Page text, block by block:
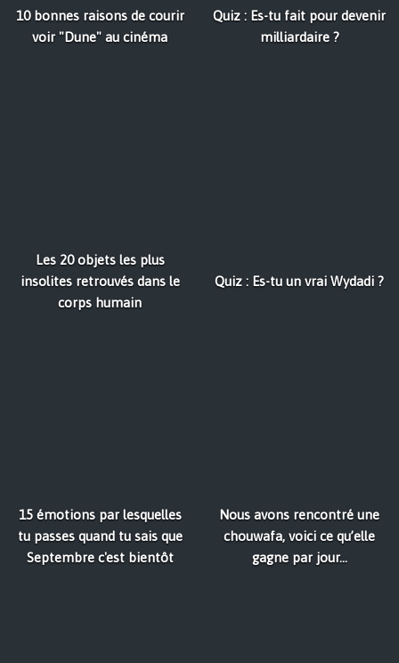
10 bonnes raisons de courir
voir "Dune" au cinéma
Quiz : Es-tu fait pour devenir
milliardaire ?
Les 20 objets les plus
insolites retrouvés dans le
corps humain
Quiz : Es-tu un vrai Wydadi ?
15 émotions par lesquelles
tu passes quand tu sais que
Septembre c'est bientôt
Nous avons rencontré une
chouwafa, voici ce qu’elle
gagne par jour…